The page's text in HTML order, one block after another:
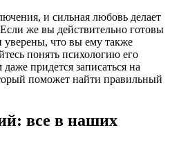
и сильная любовь делает
же вы действительно готовы
уверены, что вы ему также
понять психологию его
придется записаться на
поможет найти правильный
все в наших